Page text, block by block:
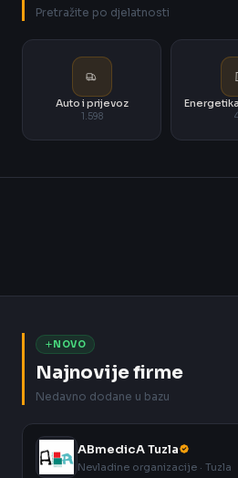
Pretražite po djelatnosti
Auto i prijevoz
1.598
NOVO
Najnovije firme
Nedavno dodane u bazu
ABmedicA Tuzla
Nevladine organizacije · Tuzla